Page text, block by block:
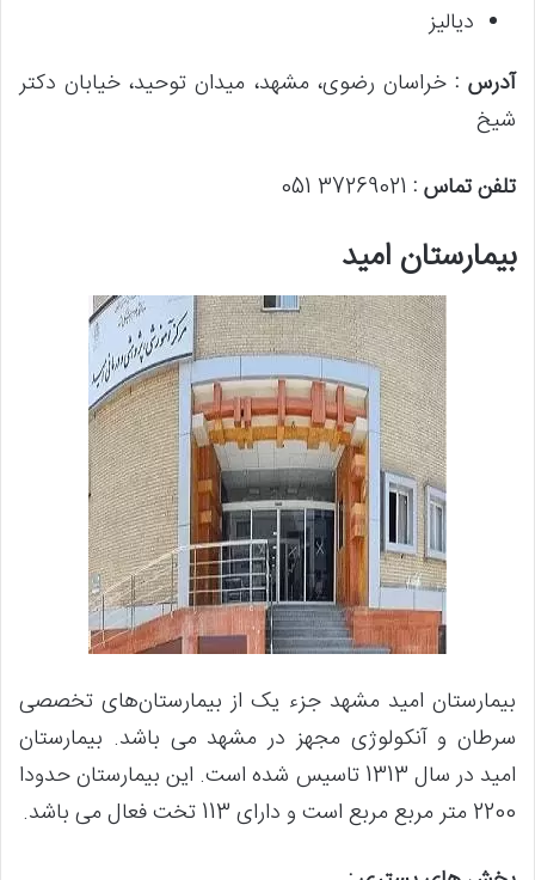
دیالیز
آدرس : خراسان رضوی، مشهد، میدان توحید، خیابان دکتر
شیخ
تلفن تماس :
بیمارستان امید
بیمارستان امید مشهد جزء یک از بیمارستان‌های تخصصی
سرطان و آنکولوژی مجهز در مشهد می باشد. بیمارستان
امید در سال 1313 تاسیس شده است. این بیمارستان حدودا
2200 متر مربع مربع است و دارای 113 تخت فعال می باشد.